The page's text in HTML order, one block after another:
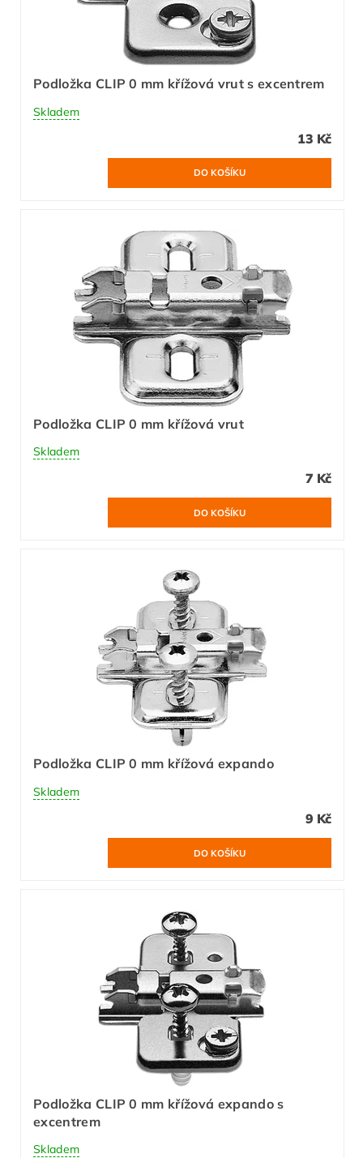
Podložka CLIP 0 mm křížová vrut s excentrem
Skladem
13 Kč
Podložka CLIP 0 mm křížová vrut
Skladem
7 Kč
Podložka CLIP 0 mm křížová expando
Skladem
9 Kč
Podložka CLIP 0 mm křížová expando s
excentrem
Skladem